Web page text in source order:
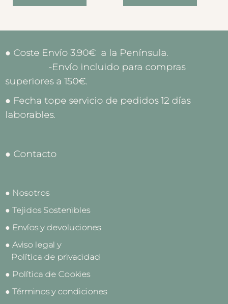
● Coste Envío 3.90€ a la Península.
-Envío incluido para compras
superiores a 150€.
● Fecha tope servicio de pedidos 12 días
laborables.
● Contacto
● Nosotros
● Tejidos Sostenibles
● Envíos y devoluciones
● Aviso legal y
Política de privacidad
● Política de Cookies
● Términos y condiciones